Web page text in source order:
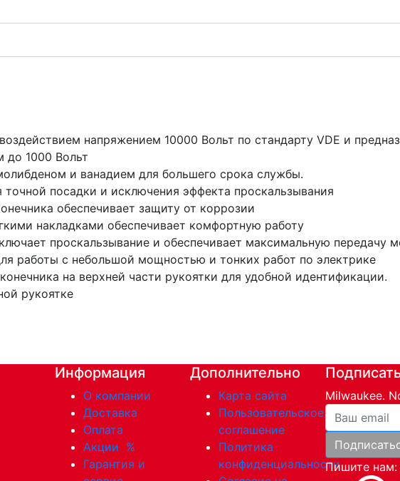
напряжением 10000 Вольт по стандарту VDE и
до 1000 Вольт
и ванадием для большего срока службы.
посадки и исключения эффекта проскальзывания
обеспечивает защиту от коррозии
накладками обеспечивает комфортную работу
проскальзывание и обеспечивает максимальную передачу
работы с небольшой мощностью и тонких работ по электрике
на верхней части рукоятки для удобной идентификации.
рукоятке
Информация
О компании
Доставка
Оплата
Акции %
Гарантия и
Дополнительно
Карта сайта
Пользовательское
соглашение
Политика
конфиденциальности
Milwaukee.
Ваша почта
Пишите нам: